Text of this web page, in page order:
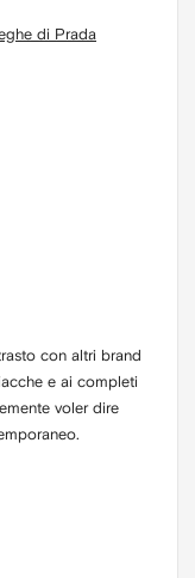
di Prada
con altri brand
e ai completi
voler dire